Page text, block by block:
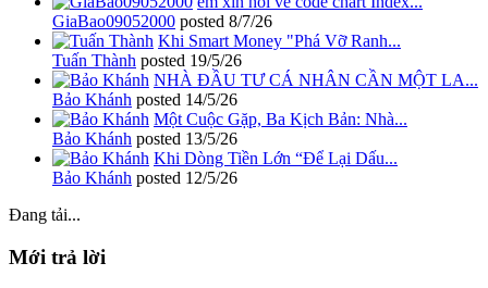
GiaBao09052000 posted 8/7/26
Khi Smart Money "Phá Vỡ Ranh...
Tuấn Thành posted 19/5/26
NHÀ ĐẦU TƯ CÁ NHÂN CẦN MỘT LA...
Bảo Khánh posted 14/5/26
Một Cuộc Gặp, Ba Kịch Bản: Nhà...
Bảo Khánh posted 13/5/26
Khi Dòng Tiền Lớn “Để Lại Dấu...
Bảo Khánh posted 12/5/26
Đang tải...
Mới trả lời